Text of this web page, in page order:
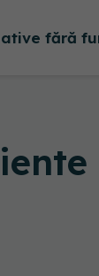
fără